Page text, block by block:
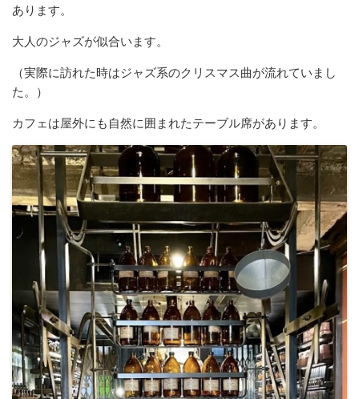
あります。
大人のジャズが似合います。
（実際に訪れた時はジャズ系のクリスマス曲が流れていまし
た。）
カフェは屋外にも自然に囲まれたテーブル席があります。